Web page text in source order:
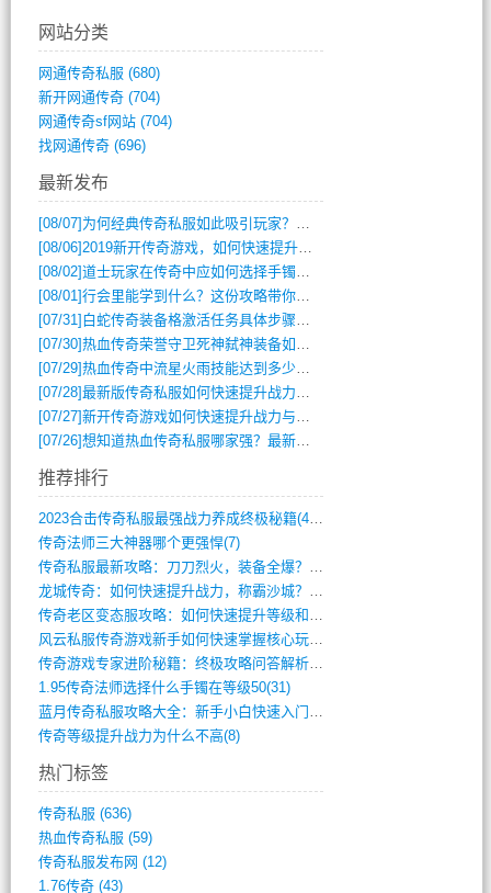
网站分类
网通传奇私服 (680)
新开网通传奇(704)
网通传奇sf网站(704)
找网通传奇(696)
最新发布
[08/07] 为何经典传奇私服如此吸引玩家？深度攻略解析
[08/06]2019新开传奇游戏，如何快速提升角色等级？
[08/02]道士玩家在传奇中应如何选择手镯装备？
[08/01]行会里能学到什么？这份攻略带你全掌握
[07/31] 白蛇传奇装备格激活任务具体步骤是什么？如何完成？
[07/30]热血传奇荣誉守卫死神弑神装备如何获取与佩戴攻略？
[07/29]热血传奇中流星火雨技能达到多少级可以开始练装备？
[07/28]最新版传奇私服如何快速提升战力与获取稀有装备？
[07/27]新开传奇游戏如何快速提升战力与获取稀有装备？
[07/26]想知道热血传奇私服哪家强？最新排行榜攻略全解析
推荐排行
2023合击传奇私服最强战力养成终极秘籍(428)
传奇法师三大神器哪个更强悍(7)
传奇私服最新攻略：刀刀烈火，装备全爆？攻(813)
龙城传奇：如何快速提升战力，称霸沙城？(802)
传奇老区变态服攻略：如何快速提升等级和战(379)
风云私服传奇游戏新手如何快速掌握核心玩法(616)
传奇游戏专家进阶秘籍：终极攻略问答解析(848)
1.95传奇法师选择什么手镯在等级50(31)
蓝月传奇私服攻略大全：新手小白快速入门指(386)
传奇等级提升战力为什么不高(8)
热门标签
传奇私服 (636)
热血传奇私服 (59)
传奇私服发布网 (12)
1.76传奇(43)